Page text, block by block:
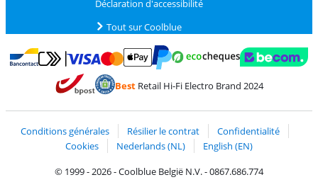
Déclaration d'accessibilité
Tout sur Coolblue
Payer avec Bancontact
Payer avec MasterCard et Visa via ClickToPay
Payer avec PayPal
BestRetail Hi-Fi Electro Brand 2024
Conditions générales Résilier le contrat
Confidentialité
Cookies
Nederlands (NL)
English (EN)
© 1999 - 2026 - Coolblue België N.V. - 0867.686.774